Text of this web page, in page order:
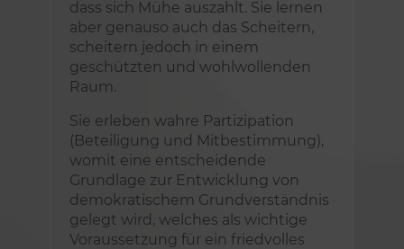
dass sich Mühe auszahlt. Sie lernen
aber genauso auch das Scheitern,
scheitern jedoch in einem
geschützten und wohlwollenden
Raum.
Sie erleben wahre Partizipation
(Beteiligung und Mitbestimmung),
womit eine entscheidende
Grundlage zur Entwicklung von
demokratischem Grundverständnis
gelegt wird, welches als wichtige
Voraussetzung für ein friedvolles